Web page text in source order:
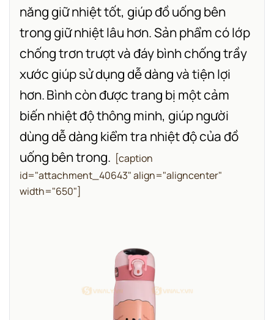
năng giữ nhiệt tốt, giúp đồ uống bên
trong giữ nhiệt lâu hơn. Sản phẩm có lớp
chống trơn trượt và đáy bình chống trầy
xước giúp sử dụng dễ dàng và tiện lợi
hơn.Bình còn được trang bị một cảm
biến nhiệt độ thông minh, giúp người
dùng dễ dàng kiểm tra nhiệt độ của đồ
uống bên trong. [caption
id="attachment_40643" align="aligncenter"
width="650"]